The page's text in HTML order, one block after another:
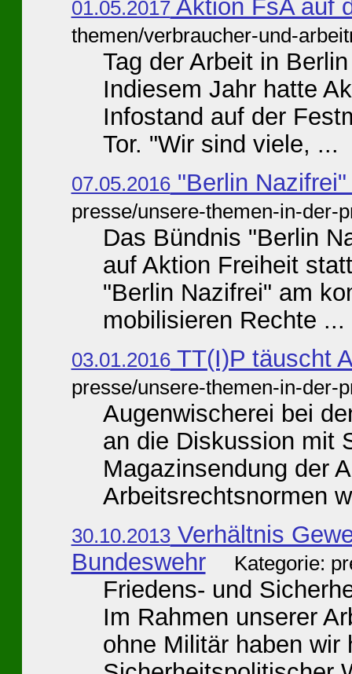
01.05.2017Aktion FsA auf
themen/verbraucher-und-
Tag der Arbeit in
Indiesem Jahr hatte
Infostand auf der
Tor. "Wir sind viele, ...
07.05.2016"Berlin Nazifrei"
presse/unsere-themen-in-der-
Das Bündnis "Berlin
auf Aktion Freiheit
"Berlin Nazifrei" am
mobilisieren Rechte ...
03.01.2016TT(I)P täuscht
presse/unsere-themen-in-der-
Augenwischerei bei
an die Diskussion mit
Magazinsendung der
Arbeitsrechtsnormen
30.10.2013Verhältnis
Bundeswehr
Kategorie:
Friedens- und
Im Rahmen unserer
ohne Militär haben wir